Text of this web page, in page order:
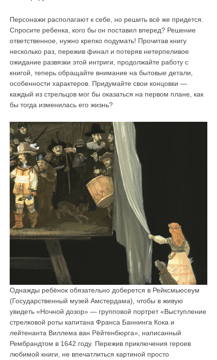
Персонажи располагают к себе, но решить всё же придется.
Спросите ребенка, кого бы он поставил вперед? Решение
ответственное, нужно крепко подумать! Прочитав книгу
несколько раз, пережив финал и потеряв нетерпеливое
ожидание развязки этой интриги, продолжайте работу с
книгой, теперь обращайте внимание на бытовые детали,
особенности характеров. Придумайте свои концовки —
каждый из стрельцов мог бы оказаться на первом плане, как
бы тогда изменилась его жизнь?
Однажды ребёнок обязательно доберется в Рейксмьюсеум
(Государственный музей Амстердама), чтобы в живую
увидеть «Ночной дозор» — групповой портрет «Выступление
стрелковой роты капитана Франса Баннинга Кока и
лейтенанта Виллема ван Рёйтенбюрга», написанный
Рембрандтом в 1642 году. Пережив приключения героев
любимой книги, не впечатлиться картиной просто